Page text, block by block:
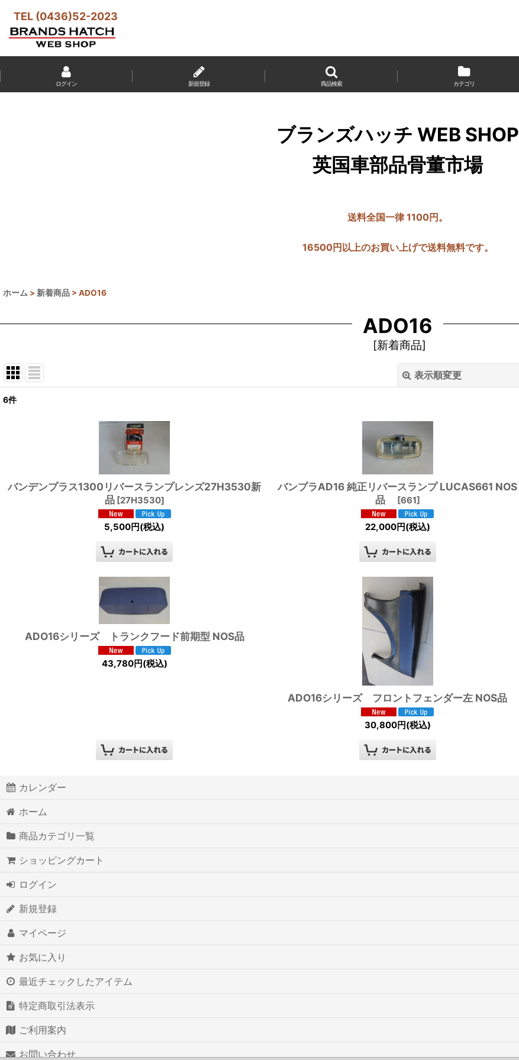
TEL (0436)52-2023
ログイン 新規登録 商品検索 カテゴリ
ブランズハッチ WEB SHOP
英国車部品骨董市場
送料全国一律 1100円。
16500円以上のお買い上げで送料無料です。
ホーム > 新着商品 > ADO16
ADO16
[新着商品]
表示順変更
絞り込む
6件
バンデンプラス1300リバースランプレンズ27H3530新
品 [27H3530]
5,500円(税込)
バンプラAD16 純正リバースランプ LUCAS661 NOS
品
[661]
22,000円(税込)
ADO16シリーズ トランクフード前期型 NOS品
43,780円(税込)
ADO16シリーズ フロントフェンダー左 NOS品
30,800円(税込)
カレンダー
ホーム
商品カテゴリ一覧
ショッピングカート
ログイン
新規登録
マイページ
お気に入り
最近チェックしたアイテム
特定商取引法表示
ご利用案内
お問い合わせ